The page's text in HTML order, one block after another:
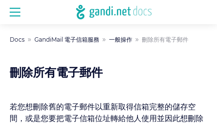
Docs GandiMail 電子信箱服務 一般操作 刪除所有電子郵件
刪除所有電子郵件
若您想刪除舊的電子郵件以重新取得信箱完整的儲存空
間，或是您要把電子信箱位址轉給他人使用並因此想刪除